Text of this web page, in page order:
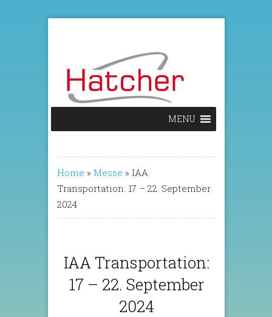
MENU
Home » Messe » IAA
Transportation: 17 – 22. September
2024
IAA Transportation:
17 – 22. September
2024